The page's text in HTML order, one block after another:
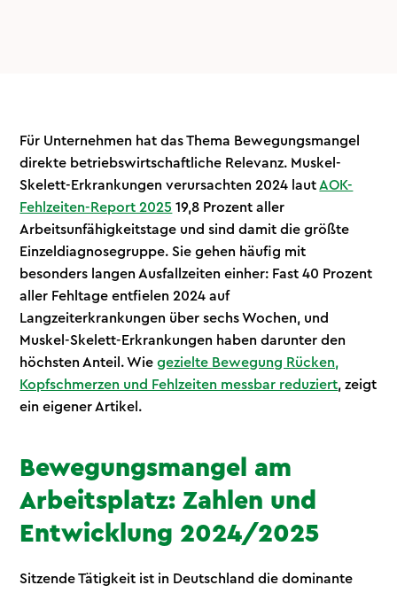
Für Unternehmen hat das Thema Bewegungsmangel
direkte betriebswirtschaftliche Relevanz. Muskel-
Skelett-Erkrankungen verursachten 2024 laut AOK-
Fehlzeiten-Report 2025 19,8 Prozent aller
Arbeitsunfähigkeitstage und sind damit die größte
Einzeldiagnosegruppe. Sie gehen häufig mit
besonders langen Ausfallzeiten einher: Fast 40 Prozent
aller Fehltage entfielen 2024 auf
Langzeiterkrankungen über sechs Wochen, und
Muskel-Skelett-Erkrankungen haben darunter den
höchsten Anteil. Wiegezielte Bewegung Rücken,
Kopfschmerzen und Fehlzeiten messbar reduziert, zeigt
ein eigener Artikel.
Bewegungsmangel am
Arbeitsplatz: Zahlen und
Entwicklung 2024/2025
Sitzende Tätigkeit ist in Deutschland die dominante